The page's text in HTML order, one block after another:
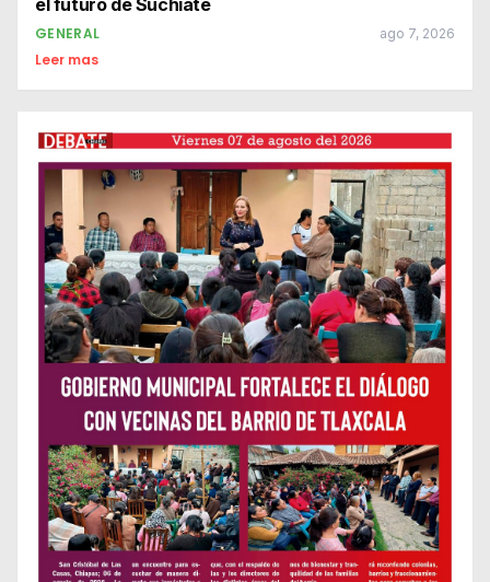
el futuro de Suchiate
GENERAL ago 7, 2026
Leer mas